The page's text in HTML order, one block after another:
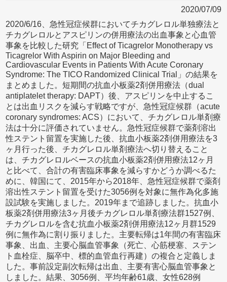
2020/07/09
2020/6/16、急性冠症候群においてチカグレロル単独療法と
チカグレロルとアスピリンの併用療法の出血事象と心血管
事象を比較した研究「Effect of Ticagrelor Monotherapy vs
Ticagrelor With Aspirin on Major Bleeding and
Cardiovascular Events in Patients With Acute Coronary
Syndrome: The TICO Randomized Clinical Trial」の結果を
まとめました。短期間の抗血小板薬2剤併用療法（dual
antiplatelet therapy: DAPT）後、アスピリンを中止するこ
とは出血リスクを減らす戦略ですが、急性冠症候群（acute
coronary syndromes: ACS）において、チカグレロル単剤療
法は十分に評価されていません。急性冠症候群で薬剤溶出
性ステント留置を実施した後、抗血小板薬2剤併用療法を3
ヶ月行った後、チカグレロル単剤療法へ切り替えること
は、チカグレロルベースの抗血小板薬2剤併用療法12ヶ月
と比べて、合計の有害臨床事象を減らすかどうか調べるた
めに、韓国にて、2015年から2018年、急性冠症候群で薬剤
溶出性ステント留置を受けた3056例を対象に無作為化多施
設試験を実施しました。2019年まで追跡しました。抗血小
板薬2剤併用療法3ヶ月後チカグレロル単剤療法群1527例、
チカグレロルを含む抗血小板薬2剤併用療法12ヶ月群1529
例に無作為に割り振りました。主要転帰は1年間の有害臨床
事象、出血、主要心脳血管事象（死亡、心筋梗塞、ステン
ト血栓症、脳卒中、標的血管血行再建）の複合と定義しま
した。事前設定副次転帰は出血、主要有害心脳血管事象と
しました。結果、3056例、平均年齢61歳、女性628例